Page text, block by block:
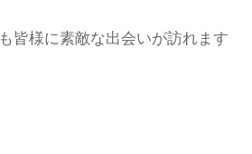
皆様に素敵な出会いが訪れます